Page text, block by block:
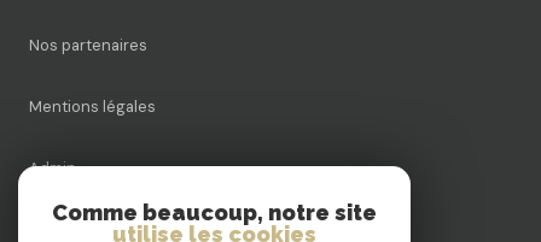
Nos partenaires
Mentions légales
Admin
Nos honoraires
Comme beaucoup, notre site
utilise les cookies